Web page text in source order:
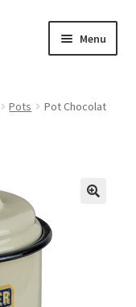
Menu
Pots
Pot Chocolat